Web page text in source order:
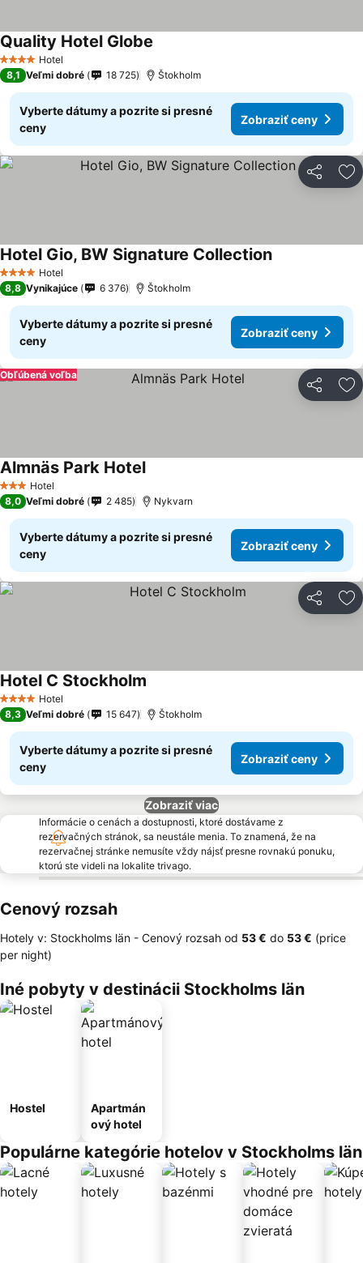
4 Počet hviezdičiek
Hotel
Quality Hotel Globe
8,1 Veľmi dobré 18 725 Štokholm
Vyberte dátumy a pozrite si presné
ceny
Zobraziť ceny
Zdieľať
4 Počet hviezdičiek
Hotel
Hotel Gio, BW Signature Collection
8,8 Vynikajúce 6 376 Štokholm
Vyberte dátumy a pozrite si presné
ceny
Zobraziť ceny
Zdieľať
Obľúbená voľba
3 Počet hviezdičiek
Hotel
Almnäs Park Hotel
8,0 Veľmi dobré 2 485 Nykvarn
Vyberte dátumy a pozrite si presné
ceny
Zobraziť ceny
Zdieľať
4 Počet hviezdičiek
Hotel
Hotel C Stockholm
8,3 Veľmi dobré 15 647 Štokholm
Vyberte dátumy a pozrite si presné
ceny
Zobraziť ceny
Zobraziť viac
Informácie o cenách a dostupnosti, ktoré dostávame z
rezervačných stránok, sa neustále menia. To znamená, že na
rezervačnej stránke nemusíte vždy nájsť presne rovnakú ponuku,
ktorú ste videli na lokalite trivago.
Cenový rozsah
Hotely v: Stockholms län - Cenový rozsah od ‎53 € do ‎53 € (price
per night)
Iné pobyty v destinácii Stockholms län
Hostel
Apartmán
ový hotel
Populárne kategórie hotelov v Stockholms län